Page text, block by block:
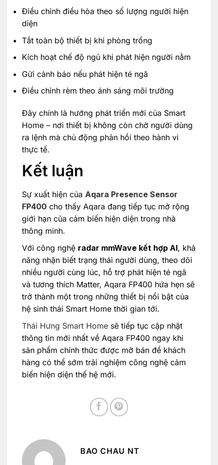
Điều chỉnh điều hòa theo số lượng người hiện
diện
Tắt toàn bộ thiết bị khi phòng trống
Kích hoạt chế độ ngủ khi phát hiện người nằm
Gửi cảnh báo nếu phát hiện té ngã
Điều chỉnh rèm theo ánh sáng môi trường
Đây chính là hướng phát triển mới của Smart
Home – nơi thiết bị không còn chờ người dùng
ra lệnh mà chủ động phản hồi theo hành vi
thực tế.
Kết luận
Sự xuất hiện của Aqara Presence Sensor
FP400cho thấy Aqara đang tiếp tục mở rộng
giới hạn của cảm biến hiện diện trong nhà
thông minh.
Với công nghệ radar mmWave kết hợp AI, khả
năng nhận biết trạng thái người dùng, theo dõi
nhiều người cùng lúc, hỗ trợ phát hiện té ngã
và tương thích Matter, Aqara FP400 hứa hẹn sẽ
trở thành một trong những thiết bị nổi bật của
hệ sinh thái Smart Home thời gian tới.
Thái Hưng Smart Homesẽ tiếp tục cập nhật
thông tin mới nhất về Aqara FP400 ngay khi
sản phẩm chính thức được mở bán để khách
hàng có thể sớm trải nghiệm công nghệ cảm
biến hiện diện thế hệ mới.
BAO CHAU NT